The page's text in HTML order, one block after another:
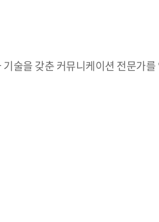
술을 갖춘 커뮤니케이션 전문가